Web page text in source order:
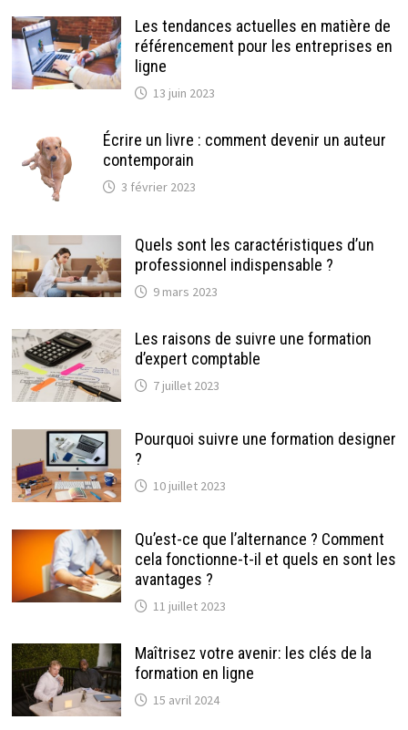
Les tendances actuelles en matière de
référencement pour les entreprises en
ligne
13 juin 2023
Écrire un livre : comment devenir un auteur
contemporain
3 février 2023
Quels sont les caractéristiques d’un
professionnel indispensable ?
9 mars 2023
Les raisons de suivre une formation
d’expert comptable
7 juillet 2023
Pourquoi suivre une formation designer
?
10 juillet 2023
Qu’est-ce que l’alternance ? Comment
cela fonctionne-t-il et quels en sont les
avantages ?
11 juillet 2023
Maîtrisez votre avenir: les clés de la
formation en ligne
15 avril 2024